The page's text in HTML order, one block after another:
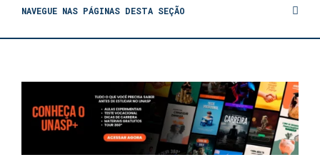
NAVEGUE NAS PÁGINAS DESTA SEÇÃO